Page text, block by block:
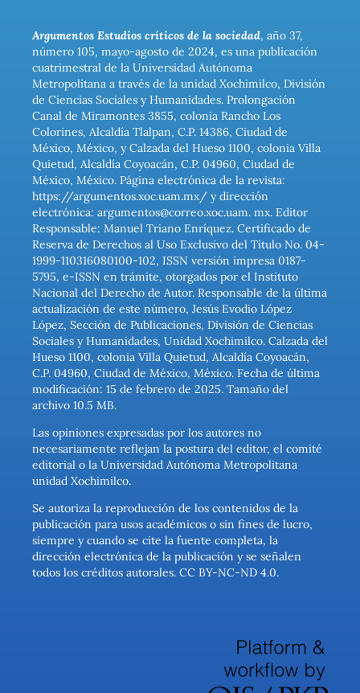
Argumentos Estudios críticos de la sociedad, año 37,
número 105, mayo-agosto de 2024, es una publicación
cuatrimestral de la Universidad Autónoma
Metropolitana a través de la unidad Xochimilco, División
de Ciencias Sociales y Humanidades. Prolongación
Canal de Miramontes 3855, colonia Rancho Los
Colorines, Alcaldía Tlalpan, C.P. 14386, Ciudad de
México, México, y Calzada del Hueso 1100, colonia Villa
Quietud, Alcaldía Coyoacán, C.P. 04960, Ciudad de
México, México. Página electrónica de la revista:
https://argumentos.xoc.uam.mx/ y dirección
electrónica: argumentos@correo.xoc.uam. mx. Editor
Responsable: Manuel Triano Enríquez. Certificado de
Reserva de Derechos al Uso Exclusivo del Título No. 04-
1999-110316080100-102, ISSN versión impresa 0187-
5795, e-ISSN en trámite, otorgados por el Instituto
Nacional del Derecho de Autor. Responsable de la última
actualización de este número, Jesús Evodio López
López, Sección de Publicaciones, División de Ciencias
Sociales y Humanidades, Unidad Xochimilco. Calzada del
Hueso 1100, colonia Villa Quietud, Alcaldía Coyoacán,
C.P. 04960, Ciudad de México, México. Fecha de última
modificación: 15 de febrero de 2025. Tamaño del
archivo 10.5 MB.
Las opiniones expresadas por los autores no
necesariamente reflejan la postura del editor, el comité
editorial o la Universidad Autónoma Metropolitana
unidad Xochimilco.
Se autoriza la reproducción de los contenidos de la
publicación para usos académicos o sin fines de lucro,
siempre y cuando se cite la fuente completa, la
dirección electrónica de la publicación y se señalen
todos los créditos autorales. CC BY-NC-ND 4.0.